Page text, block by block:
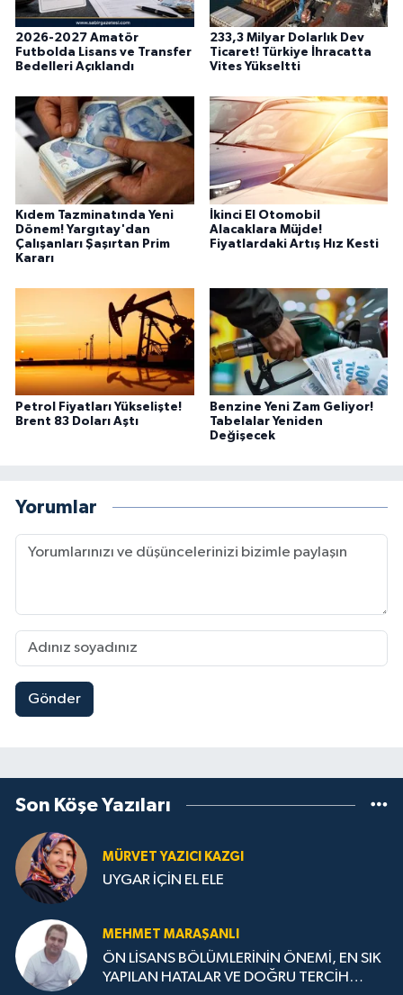
2026-2027 Amatör
Futbolda Lisans ve Transfer
Bedelleri Açıklandı
233,3 Milyar Dolarlık Dev
Ticaret! Türkiye İhracatta
Vites Yükseltti
Kıdem Tazminatında Yeni
Dönem! Yargıtay'dan
Çalışanları Şaşırtan Prim
Kararı
İkinci El Otomobil
Alacaklara Müjde!
Fiyatlardaki Artış Hız Kesti
Petrol Fiyatları Yükselişte!
Brent 83 Doları Aştı
Benzine Yeni Zam Geliyor!
Tabelalar Yeniden
Değişecek
Yorumlar
Gönder
Son Köşe Yazıları
MÜRVET YAZICI KAZGI
UYGAR İÇİN EL ELE
MEHMET MARAŞANLI
ÖN LİSANS BÖLÜMLERİNİN ÖNEMİ, EN SIK
YAPILAN HATALAR VE DOĞRU TERCİH